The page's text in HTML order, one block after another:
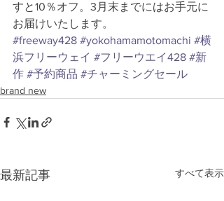
すと10％オフ。3月末までにはお手元に
お届けいたします。
#freeway428 #yokohamamotomachi #横
浜フリーウェイ #フリーウエイ428 #新
作 #予約商品 #チャーミングセール
brand new
最新記事 すべて表示